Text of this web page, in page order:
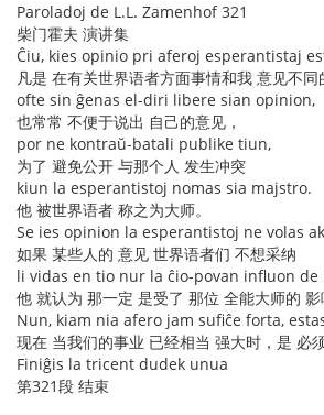
Paroladoj de L.L. Zamenhof 321
柴门霍夫 演讲集
Ĉiu, kies opinio pri aferoj esperantistaj
凡是 在有关世界语者方面事情和我 意见不同
ofte sin ĝenas el-diri libere sian opinion,
也常常 不便于说出 自己的意见，
por ne kontraŭ-batali publike tiun,
为了 避免公开 与那个人 发生冲突
kiun la esperantistoj nomas sia majstro.
他 被世界语者 称之为大师。
Se ies opinion la esperantistoj ne volas
如果 某些人的 意见 世界语者们 不想采纳
li vidas en tio nur la ĉio-povan influon de
他 就认为 那一定 是受了 那位 全能大师的 影
Nun, kiam nia afero jam sufiĉe forta,
现在 当我们的事业 已经相当 强大时，是 必
Finiĝis la tricent dudek unua
第321段 结束